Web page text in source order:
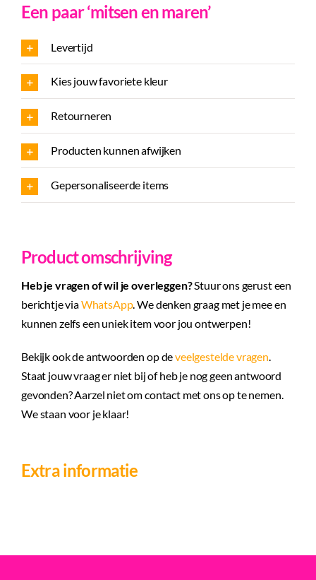
Product omschrijving
Heb je vragen of wil je overleggen?Stuur ons gerust een
berichtje viaWhatsApp. We denken graag met je mee en
kunnen zelfs een uniek item voor jou ontwerpen!
Bekijk ook de antwoorden op deveelgestelde vragen.
Staat jouw vraag er niet bij of heb je nog geen antwoord
gevonden? Aarzel niet om contact met ons op te nemen.
We staan voor je klaar!
Extra informatie
Een paar ‘mitsen en maren’
Levertijd
Kies jouw favoriete kleur
Retourneren
Producten kunnen afwijken
Gepersonaliseerde items